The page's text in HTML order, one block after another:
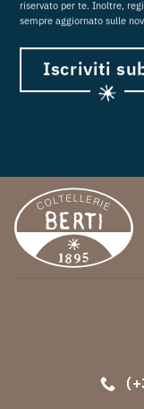
riservato per te. Inoltre,
sempre aggiornato sulle
Iscriviti